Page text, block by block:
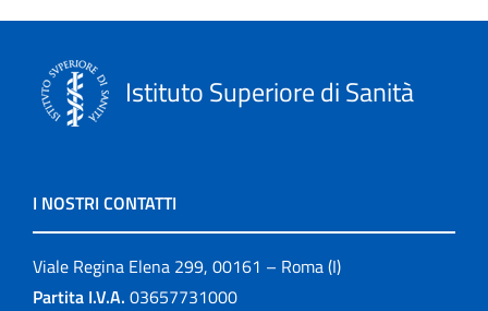
Istituto Superiore di Sanità
I NOSTRI CONTATTI
Viale Regina Elena 299, 00161 – Roma (I)
Partita I.V.A. 03657731000